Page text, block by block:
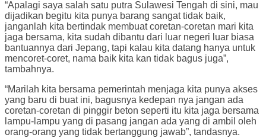
“Apalagi saya salah satu putra Sulawesi Tengah di sini, mau
dijadikan begitu kita punya barang sangat tidak baik,
janganlah kita bertindak membuat coretan-coretan mari kita
jaga bersama, kita sudah dibantu dari luar negeri luar biasa
bantuannya dari Jepang, tapi kalau kita datang hanya untuk
mencoret-coret, nama baik kita kan tidak bagus juga”,
tambahnya.
“Marilah kita bersama pemerintah menjaga kita punya akses
yang baru di buat ini, bagusnya kedepan nya jangan ada
coretan-coretan di pinggir beton seperti itu kita jaga bersama
lampu-lampu yang di pasang jangan ada yang di ambil oleh
orang-orang yang tidak bertanggung jawab”, tandasnya.